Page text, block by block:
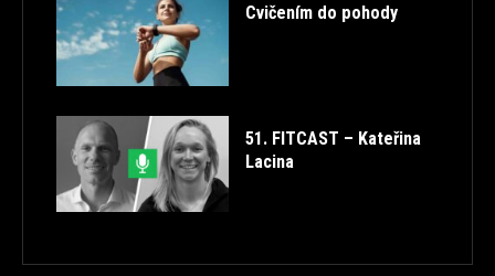
Cvičením do pohody
51. FITCAST – Kateřina
Lacina